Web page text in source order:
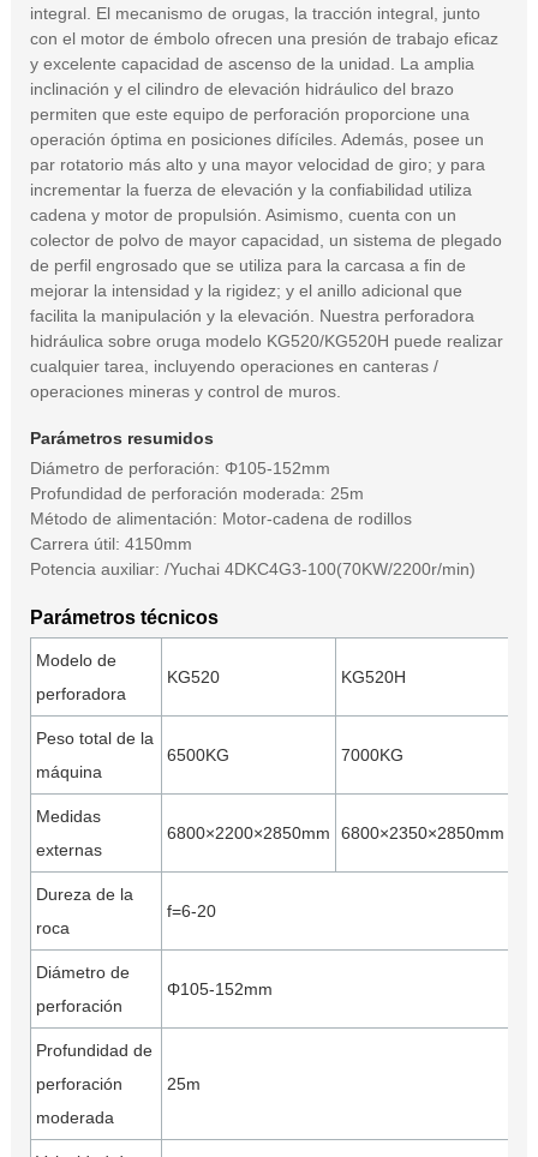
integral. El mecanismo de orugas, la tracción integral, junto
con el motor de émbolo ofrecen una presión de trabajo eficaz
y excelente capacidad de ascenso de la unidad. La amplia
inclinación y el cilindro de elevación hidráulico del brazo
permiten que este equipo de perforación proporcione una
operación óptima en posiciones difíciles. Además, posee un
par rotatorio más alto y una mayor velocidad de giro; y para
incrementar la fuerza de elevación y la confiabilidad utiliza
cadena y motor de propulsión. Asimismo, cuenta con un
colector de polvo de mayor capacidad, un sistema de plegado
de perfil engrosado que se utiliza para la carcasa a fin de
mejorar la intensidad y la rigidez; y el anillo adicional que
facilita la manipulación y la elevación. Nuestra perforadora
hidráulica sobre oruga modelo KG520/KG520H puede realizar
cualquier tarea, incluyendo operaciones en canteras /
operaciones mineras y control de muros.
Parámetros resumidos
Diámetro de perforación: Φ105-152mm
Profundidad de perforación moderada: 25m
Método de alimentación: Motor-cadena de rodillos
Carrera útil: 4150mm
Potencia auxiliar: /Yuchai 4DKC4G3-100(70KW/2200r/min)
Parámetros técnicos
Modelo de
perforadora
KG520 KG520H
Peso total de la
máquina
6500KG 7000KG
Medidas
externas
6800×2200×2850mm 6800×2350×2850mm
Dureza de la
roca
f=6-20
Diámetro de
perforación
Φ105-152mm
Profundidad de
perforación
moderada
25m